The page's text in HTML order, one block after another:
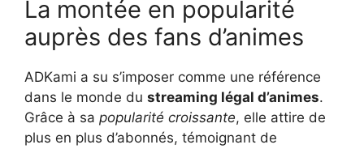
La montée en popularité
auprès des fans d’animes
ADKami a su s’imposer comme une référence
dans le monde du streaming légal d’animes.
Grâce à sa popularité croissante, elle attire de
plus en plus d’abonnés, témoignant de